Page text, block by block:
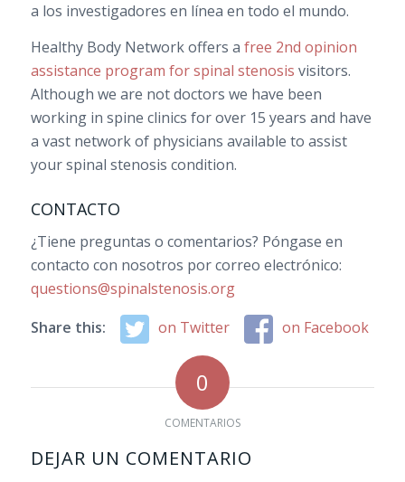
a los investigadores en línea en todo el mundo.
Healthy Body Network offers a free 2nd opinion
assistance program for spinal stenosis visitors.
Although we are not doctors we have been
working in spine clinics for over 15 years and have
a vast network of physicians available to assist
your spinal stenosis condition.
CONTACTO
¿Tiene preguntas o comentarios? Póngase en
contacto con nosotros por correo electrónico:
questions@spinalstenosis.org
Share this:
on Twitter on Facebook
0
COMENTARIOS
DEJAR UN COMENTARIO